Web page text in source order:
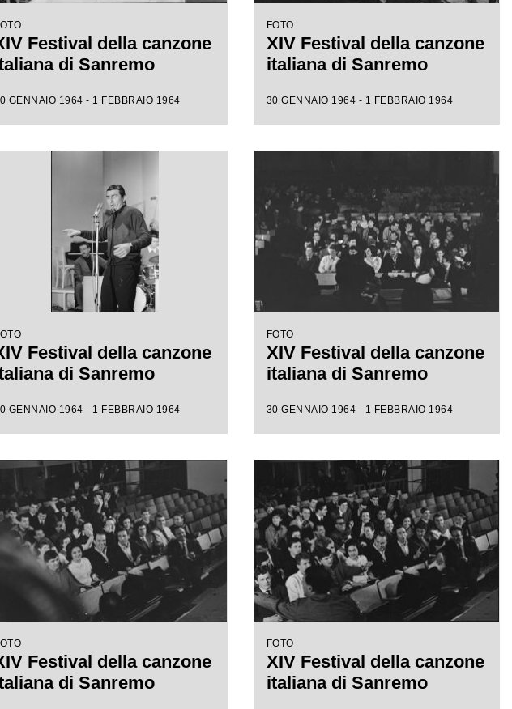
Festival della canzone
di Sanremo
GENNAIO 1964 - 1 FEBBRAIO 1964
FOTO
XIV Festival della canzone
italiana di Sanremo
30 GENNAIO 1964 - 1 FEBBRAIO 1964
Festival della canzone
di Sanremo
GENNAIO 1964 - 1 FEBBRAIO 1964
FOTO
XIV Festival della canzone
italiana di Sanremo
30 GENNAIO 1964 - 1 FEBBRAIO 1964
Festival della canzone
di Sanremo
FOTO
XIV Festival della canzone
italiana di Sanremo